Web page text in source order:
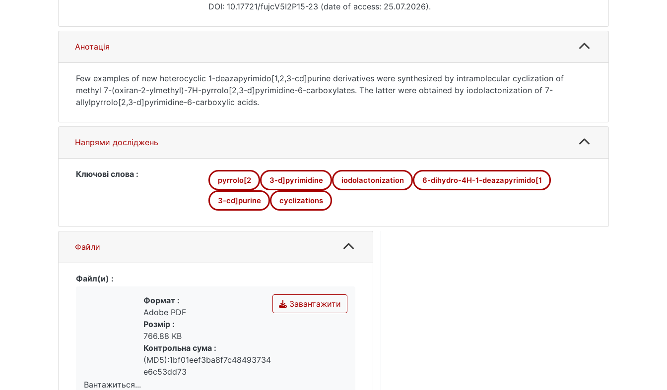
DOI: 10.17721/fujcV5I2P15-23 (date of access: 25.07.2026).
Анотація
Few examples of new heterocyclic 1-deazapyrimido[1,2,3-cd]purine derivatives were synthesized by intramolecular cyclization of
methyl 7-(oxiran-2-ylmethyl)-7H-pyrrolo[2,3-d]pyrimidine-6-carboxylates. The latter were obtained by iodolactonization of 7-
allylpyrrolo[2,3-d]pyrimidine-6-carboxylic acids.
Напрями досліджень
Ключові слова :
pyrrolo[2 3-d]pyrimidine iodolactonization 6-dihydro-4H-1-deazapyrimido[1
3-cd]purine cyclizations
Файли
Файл(и) :
Вантажиться...
Завантажити
Формат :
Adobe PDF
Розмір :
766.88 KB
Контрольна сума :
(MD5):1bf01eef3ba8f7c48493734
e6c53dd73